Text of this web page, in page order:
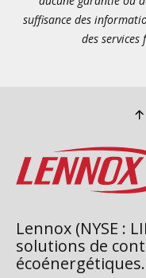
suffisance des
des
Lennox (NYSE :
solutions de
écoénergétiques.